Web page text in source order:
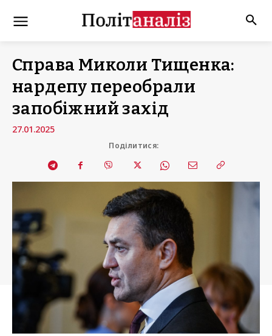
Справа Миколи Тищенка:
нардепу переобрали
запобіжний захід
27.01.2025
Поділитися: